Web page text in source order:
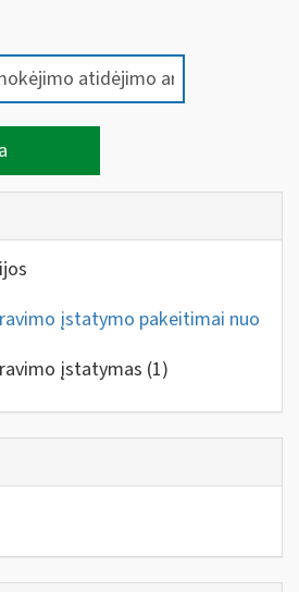
įstatymo pakeitimai nuo
įstatymas (1)